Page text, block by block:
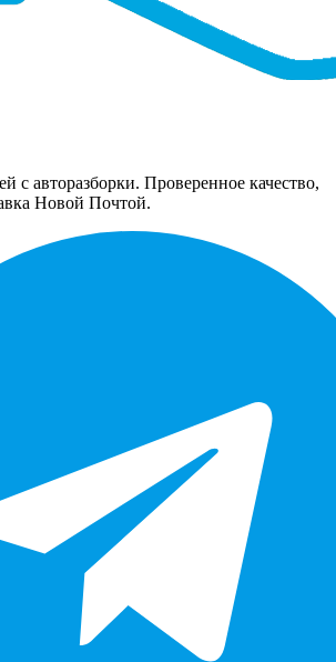
с авторазборки. Проверенное качество,
Новой Почтой.